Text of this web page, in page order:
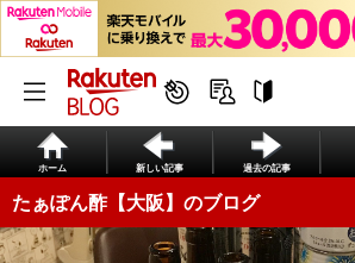
ホーム 新しい記事 過去の記事
たぁぽん酢【大阪】のブログ